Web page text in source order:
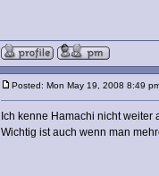
Posted: Mon May 19, 2008 8:49
Ich kenne Hamachi nicht weiter
Wichtig ist auch wenn man